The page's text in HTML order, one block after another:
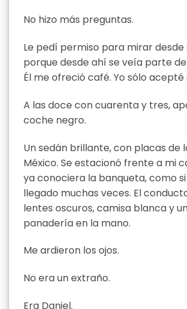
No hizo más preguntas.
Le pedí permiso para mirar desde
porque desde ahí se veía parte
Él me ofreció café. Yo sólo acepté
A las doce con cuarenta y tres,
coche negro.
Un sedán brillante, con placas de
México. Se estacionó frente a mi
ya conociera la banqueta, como
llegado muchas veces. El
lentes oscuros, camisa blanca y
panadería en la mano.
Me ardieron los ojos.
No era un extraño.
Era Daniel.